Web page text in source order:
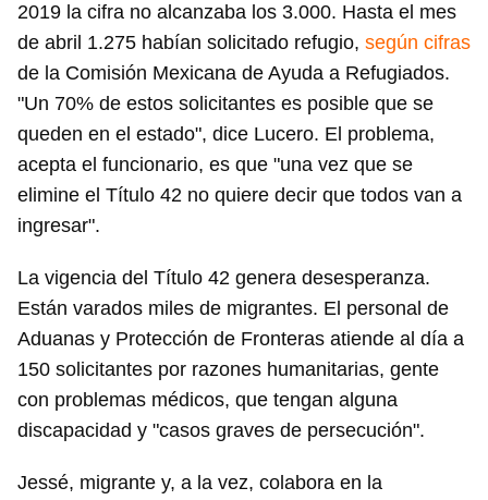
2019 la cifra no alcanzaba los 3.000. Hasta el mes
de abril 1.275 habían solicitado refugio, según cifras
de la Comisión Mexicana de Ayuda a Refugiados.
"Un 70% de estos solicitantes es posible que se
queden en el estado", dice Lucero. El problema,
acepta el funcionario, es que "una vez que se
elimine el Título 42 no quiere decir que todos van a
ingresar".
La vigencia del Título 42 genera desesperanza.
Están varados miles de migrantes. El personal de
Aduanas y Protección de Fronteras atiende al día a
150 solicitantes por razones humanitarias, gente
con problemas médicos, que tengan alguna
discapacidad y "casos graves de persecución".
Jessé, migrante y, a la vez, colabora en la